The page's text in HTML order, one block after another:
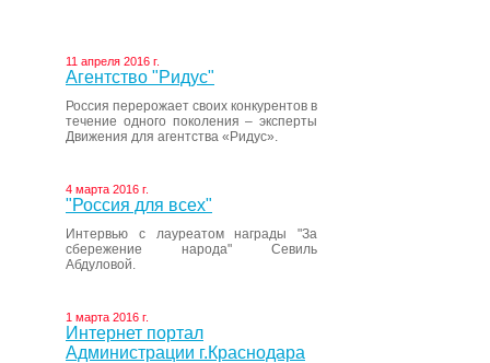
11 апреля 2016 г.
Агентство "Ридус"
Россия перерожает своих конкурентов в
течение одного поколения – эксперты
Движения для агентства «Ридус».
4 марта 2016 г.
"Россия для всех"
Интервью с лауреатом награды "За
сбережение народа" Севиль
Абдуловой.
1 марта 2016 г.
Интернет портал
Администрации г.Краснодара